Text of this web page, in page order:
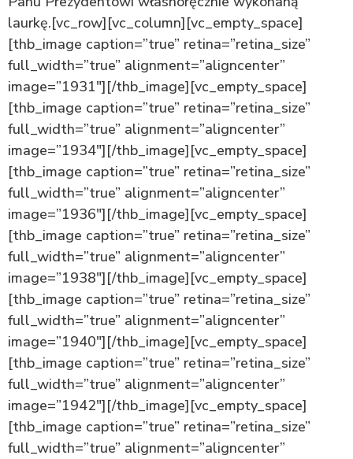
laurkę.[vc_row][vc_column][vc_empty_space]
[thb_image caption=”true” retina=”retina_size”
full_width=”true” alignment=”aligncenter”
image=”1931″][/thb_image][vc_empty_space]
[thb_image caption=”true” retina=”retina_size”
full_width=”true” alignment=”aligncenter”
image=”1934″][/thb_image][vc_empty_space]
[thb_image caption=”true” retina=”retina_size”
full_width=”true” alignment=”aligncenter”
image=”1936″][/thb_image][vc_empty_space]
[thb_image caption=”true” retina=”retina_size”
full_width=”true” alignment=”aligncenter”
image=”1938″][/thb_image][vc_empty_space]
[thb_image caption=”true” retina=”retina_size”
full_width=”true” alignment=”aligncenter”
image=”1940″][/thb_image][vc_empty_space]
[thb_image caption=”true” retina=”retina_size”
full_width=”true” alignment=”aligncenter”
image=”1942″][/thb_image][vc_empty_space]
[thb_image caption=”true” retina=”retina_size”
full_width=”true” alignment=”aligncenter”